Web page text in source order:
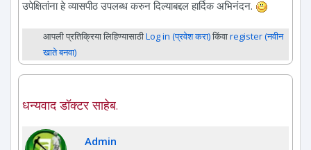
उपेक्षितांना हे व्यासपीठ उपलब्ध करुन दिल्याबद्दल हार्दिक अभिनंदन.
आपली प्रतिक्रिया लिहिण्यासाठीLog in (प्रवेश करा)किंवाregister (नवीन
खाते बनवा)
धन्यवाद डॉक्टर साहेब.
Admin